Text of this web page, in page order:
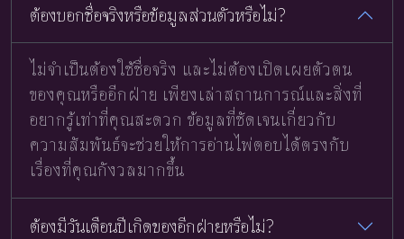
ต้องบอกชื่อจริงหรือข้อมูลส่วนตัวหรือไม่?
ไม่จำเป็นต้องใช้ชื่อจริง และไม่ต้องเปิดเผยตัวตน
ของคุณหรืออีกฝ่าย เพียงเล่าสถานการณ์และสิ่งที่
อยากรู้เท่าที่คุณสะดวก ข้อมูลที่ชัดเจนเกี่ยวกับ
ความสัมพันธ์จะช่วยให้การอ่านไพ่ตอบได้ตรงกับ
เรื่องที่คุณกังวลมากขึ้น
ต้องมีวันเดือนปีเกิดของอีกฝ่ายหรือไม่?